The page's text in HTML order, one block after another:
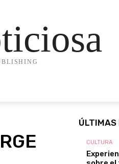
ÚLTIMAS
CULTURA